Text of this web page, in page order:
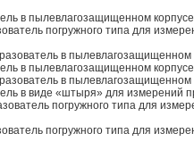
в пылевлагозащищенном
погружного типа для
в пылевлагозащищенном
в пылевлагозащищенном
в пылевлагозащищенном
в виде «штыря» для измерений
погружного типа для
погружного типа для